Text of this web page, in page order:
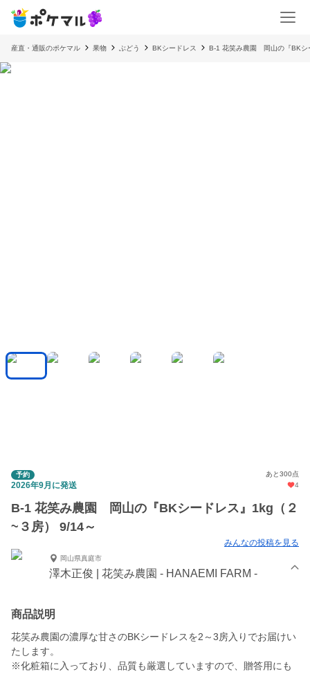
産直・通販のポケマル 果物 ぶどう BKシードレス B-1 花笑み農園 岡山の『BKシ
予約 あと300点
2026年9月に発送 4
B-1 花笑み農園 岡山の『BKシードレス』1kg（２
~３房） 9/14～
みんなの投稿を見る
岡山県真庭市
澤木正俊 | 花笑み農園 - HANAEMI FARM -
商品説明
花笑み農園の濃厚な甘さのBKシードレスを2～3房入りでお届けい
たします。
※化粧箱に入っており、品質も厳選していますので、贈答用にも